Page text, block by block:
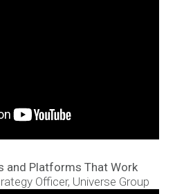
and Platforms That Work
Officer, Universe Group